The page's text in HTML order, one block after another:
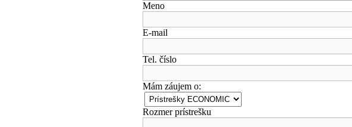
Meno
E-mail
Tel. číslo
Mám záujem o:
Rozmer prístrešku